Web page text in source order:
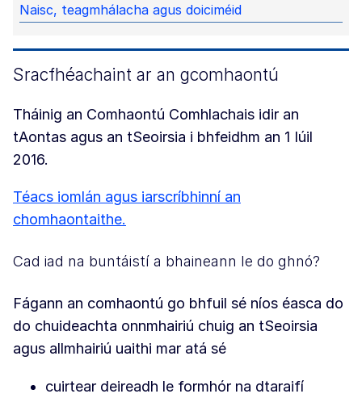
Naisc, teagmhálacha agus doiciméid
Sracfhéachaint ar an gcomhaontú
Tháinig an Comhaontú Comhlachais idir an
tAontas agus an tSeoirsia i bhfeidhm an 1 Iúil
2016.
Téacs iomlán agus iarscríbhinní an
chomhaontaithe.
Cad iad na buntáistí a bhaineann le do ghnó?
Fágann an comhaontú go bhfuil sé níos éasca do
do chuideachta onnmhairiú chuig an tSeoirsia
agus allmhairiú uaithi mar atá sé
cuirtear deireadh le formhór na dtaraifí